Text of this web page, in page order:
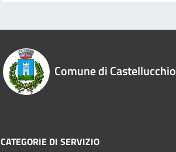
Comune di Castellucchio
CATEGORIE DI SERVIZIO